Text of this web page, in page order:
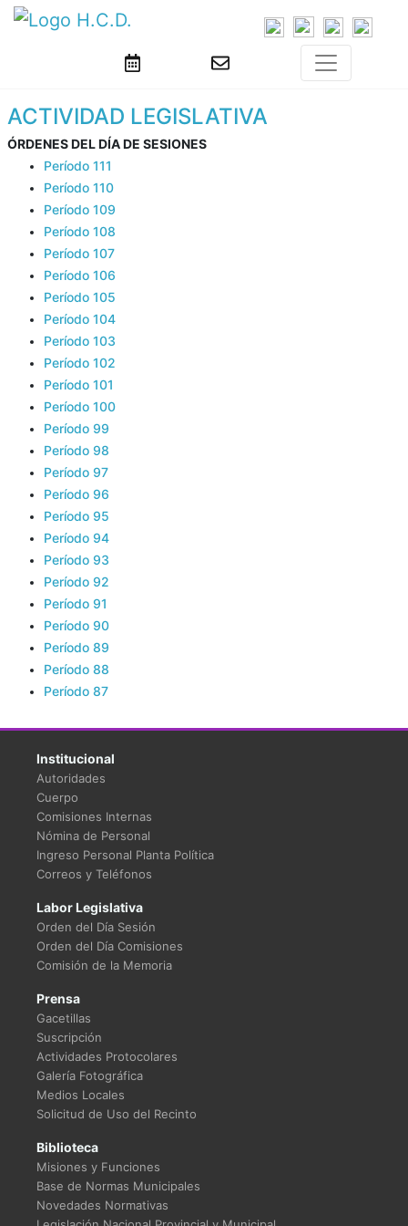
ACTIVIDAD LEGISLATIVA
ÓRDENES DEL DÍA DE SESIONES
Período 111
Período 110
Período 109
Período 108
Período 107
Período 106
Período 105
Período 104
Período 103
Período 102
Período 101
Período 100
Período 99
Período 98
Período 97
Período 96
Período 95
Período 94
Período 93
Período 92
Período 91
Período 90
Período 89
Período 88
Período 87
Institucional
Autoridades
Cuerpo
Comisiones Internas
Nómina de Personal
Ingreso Personal Planta Política
Correos y Teléfonos
Labor Legislativa
Orden del Día Sesión
Orden del Día Comisiones
Comisión de la Memoria
Prensa
Gacetillas
Suscripción
Actividades Protocolares
Galería Fotográfica
Medios Locales
Solicitud de Uso del Recinto
Biblioteca
Misiones y Funciones
Base de Normas Municipales
Novedades Normativas